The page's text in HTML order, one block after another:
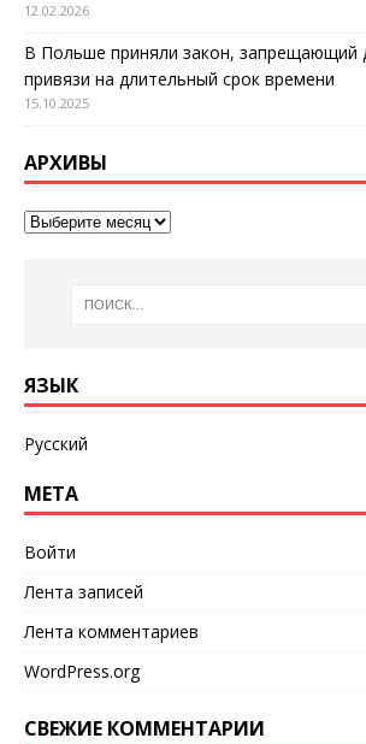
12.02.2026
В Польше приняли закон, запрещающий
привязи на длительный срок времени
15.10.2025
АРХИВЫ
ЯЗЫК
Русский
МЕТА
Войти
Лента записей
Лента комментариев
WordPress.org
СВЕЖИЕ КОММЕНТАРИИ